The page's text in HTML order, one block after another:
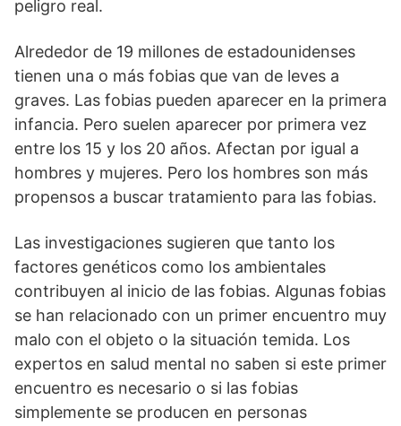
peligro real.
Alrededor de 19 millones de estadounidenses
tienen una o más fobias que van de leves a
graves. Las fobias pueden aparecer en la primera
infancia. Pero suelen aparecer por primera vez
entre los 15 y los 20 años. Afectan por igual a
hombres y mujeres. Pero los hombres son más
propensos a buscar tratamiento para las fobias.
Las investigaciones sugieren que tanto los
factores genéticos como los ambientales
contribuyen al inicio de las fobias. Algunas fobias
se han relacionado con un primer encuentro muy
malo con el objeto o la situación temida. Los
expertos en salud mental no saben si este primer
encuentro es necesario o si las fobias
simplemente se producen en personas